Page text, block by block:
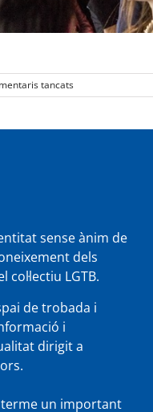
tancatsa
Casal
Premi
sense ànim de
dels
LGTB.
de trobada i
i
dirigit a
un important